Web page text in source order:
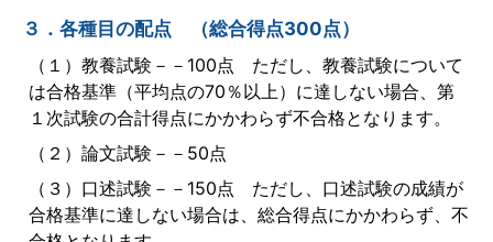
３．各種目の配点 （総合得点300点）
（１）教養試験－－100点 ただし、教養試験について
は合格基準（平均点の70％以上）に達しない場合、第
１次試験の合計得点にかかわらず不合格となります。
（２）論文試験－－50点
（３）口述試験－－150点 ただし、口述試験の成績が
合格基準に達しない場合は、総合得点にかかわらず、不